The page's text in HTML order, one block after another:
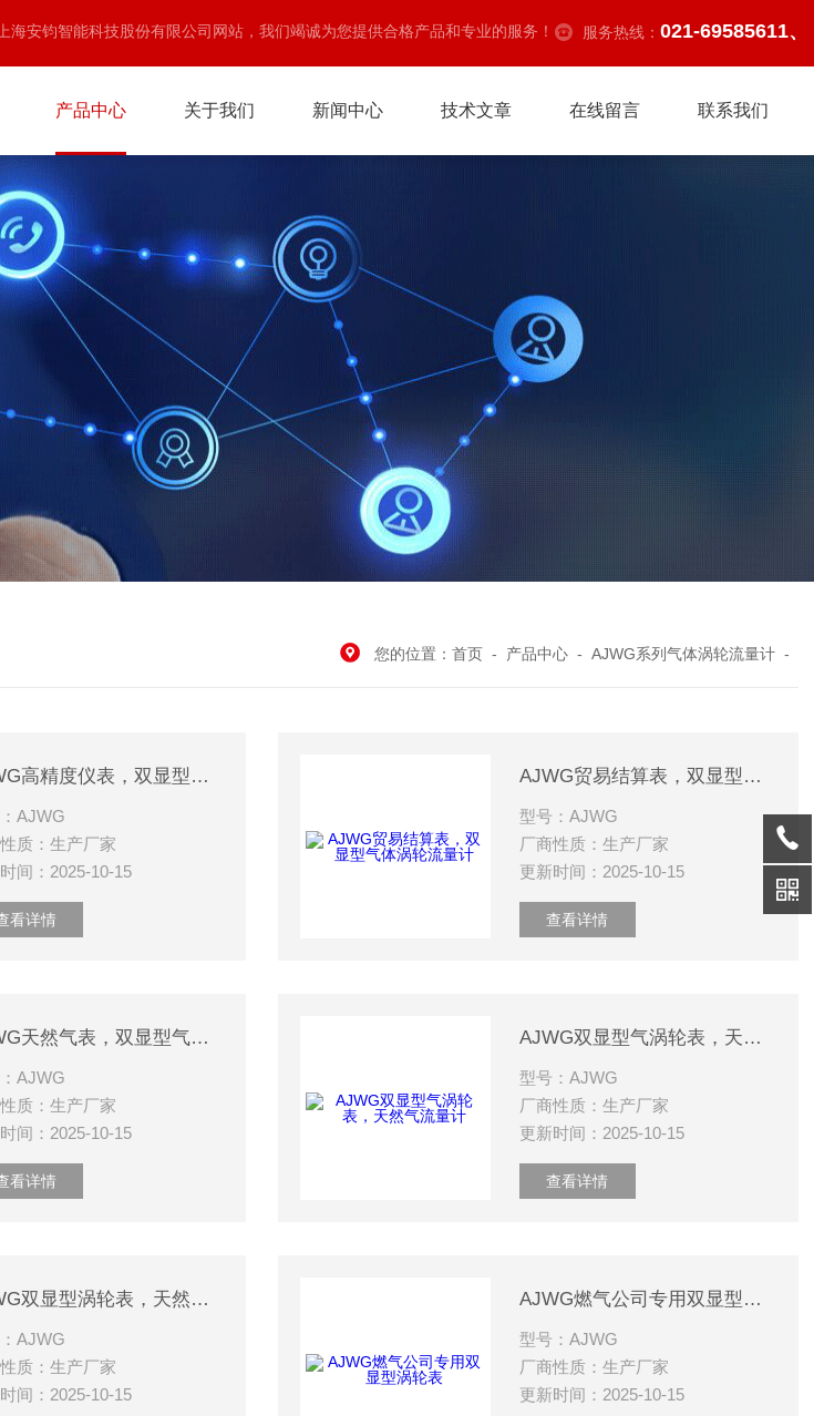
海安钧智能科技股份有限公司网站，我们竭诚为您提供合格产品和专业的服务！ 服务热线： 021-69585611、
产品中心 关于我们 新闻中心 技术文章 在线留言 联系我们
您的位置： 首页 - 产品中心 - AJWG系列气体涡轮流量计 -
AJWG高精度仪表，双显型气体涡轮流量计
AJWG
质：生产厂家
间：2025-10-15
看详情
AJWG贸易结算表，双显型气体涡轮流量计
型号：AJWG
厂商性质：生产厂家
更新时间：2025-10-15
查看详情
AJWG天然气表，双显型气体涡轮流量计
AJWG
质：生产厂家
间：2025-10-15
看详情
AJWG双显型气涡轮表，天然气流量计
型号：AJWG
厂商性质：生产厂家
更新时间：2025-10-15
查看详情
AJWG双显型涡轮表，天然气流量计
AJWG
质：生产厂家
间：2025-10-15
AJWG燃气公司专用双显型涡轮表
型号：AJWG
厂商性质：生产厂家
更新时间：2025-10-15